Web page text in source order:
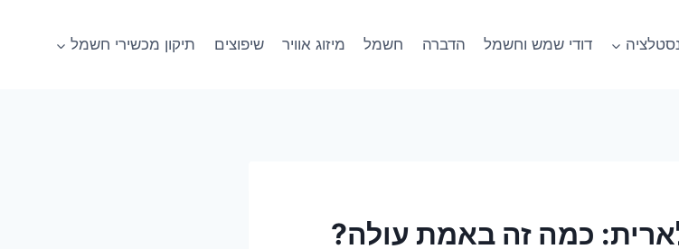
דודי שמש וחשמל הדברה חשמל מיזוג אוויר שיפוצים תיקון מכשירי חשמל
כמה זה באמת עולה?